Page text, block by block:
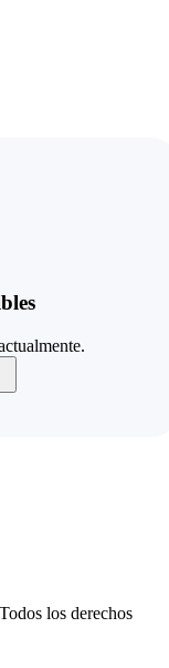
Todos los derechos